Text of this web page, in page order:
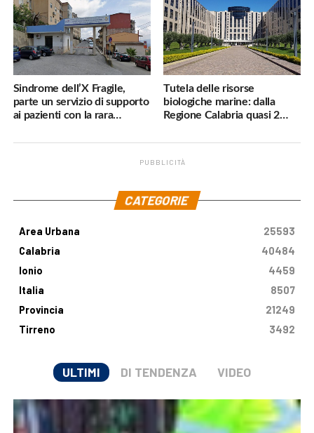
Sindrome dell’X Fragile,
parte un servizio di supporto
ai pazienti con la rara
Tutela delle risorse
biologiche marine: dalla
Regione Calabria quasi 2
PUBBLICITÀ
CATEGORIE
Area Urbana
25593
Calabria
40484
Ionio
4459
Italia
8507
Provincia
21249
Tirreno
3492
ULTIMI DI TENDENZA VIDEO